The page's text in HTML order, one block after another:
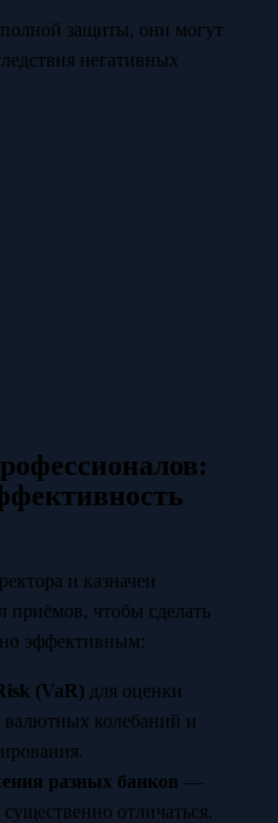
защиты, они могут
негативных
и казначеи
приёмов, чтобы сделать
эффективным:
(VaR)для оценки
валютных колебаний и
разных банков —
отличаться.